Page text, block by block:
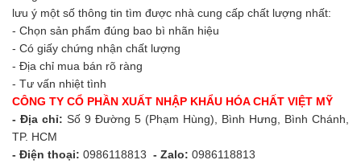
lưu ý một số thông tin tìm được nhà cung cấp chất lượng nhất:
- Chọn sản phẩm đúng bao bì nhãn hiệu
- Có giấy chứng nhận chất lượng
- Địa chỉ mua bán rõ ràng
- Tư vấn nhiệt tình
CÔNG TY CỔ PHẦN XUẤT NHẬP KHẨU HÓA CHẤT VIỆT MỸ
- Địa chỉ: Số 9 Đường 5 (Phạm Hùng), Bình Hưng, Bình Chánh,
TP. HCM
- Điện thoại: 0986118813 - Zalo: 0986118813